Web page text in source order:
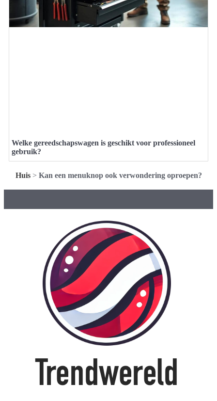
Welke gereedschapswagen is geschikt voor professioneel
gebruik?
Huis> Kan een menuknop ook verwondering oproepen?